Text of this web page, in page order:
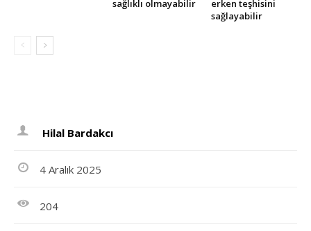
sağlıklı olmayabilir
erken teşhisini
sağlayabilir
Hilal Bardakcı
4 Aralık 2025
204